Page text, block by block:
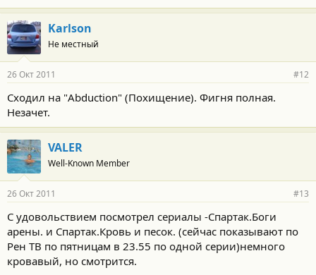
Karlson
Не местный
26 Окт 2011 #12
Сходил на "Abduction" (Похищение). Фигня полная.
Незачет.
VALER
Well-Known Member
26 Окт 2011 #13
С удовольствием посмотрел сериалы -Спартак.Боги
арены. и Спартак.Кровь и песок. (сейчас показывают по
Рен ТВ по пятницам в 23.55 по одной серии)немного
кровавый, но смотрится.